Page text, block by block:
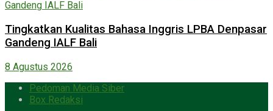
Tingkatkan Kualitas Bahasa Inggris LPBA Denpasar
Gandeng IALF Bali
8 Agustus 2026
Pedoman Media Siber
Box Redaksi